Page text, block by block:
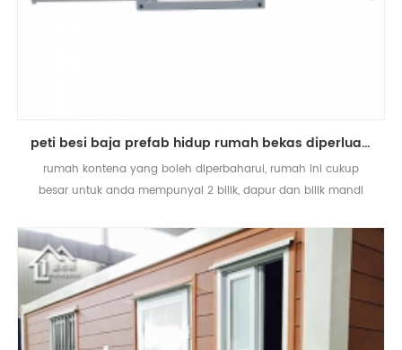
peti besi baja prefab hidup rumah bekas diperluas untuk dijual
rumah kontena yang boleh diperbaharui, rumah ini cukup
besar untuk anda mempunyai 2 bilik, dapur dan bilik mandi